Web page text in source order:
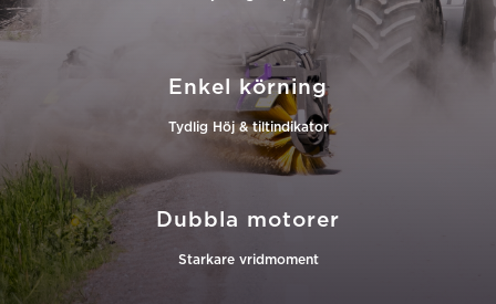
Enkel körning
Tydlig Höj & tiltindikator
Dubbla motorer
Starkare vridmoment